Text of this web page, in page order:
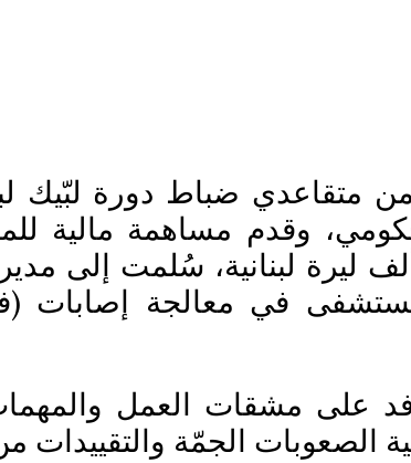
متقاعدي ضباط دورة لبّيك
ليرة لبنانية، سُلمت إلى
في معالجة إصابات
على مشقات العمل
الصعوبات الجمّة والتقييدات